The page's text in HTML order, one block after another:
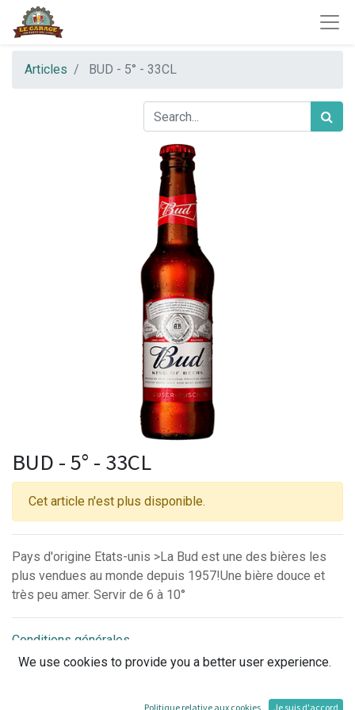
Articles BUD - 5° - 33CL
BUD - 5° - 33CL
Cet article n'est plus disponible.
Pays d'origine Etats-unis >La Bud est une des bières les
plus vendues au monde depuis 1957!Une bière douce et
très peu amer. Servir de 6 à 10°
Conditions générales
30-day money-back guarantee
We use cookies to provide you a better user experience.
Politique relative aux cookies Je suis d'accord